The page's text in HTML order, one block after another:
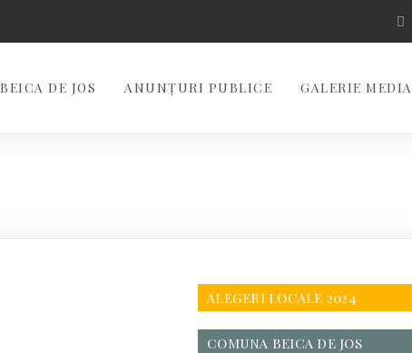
BEICA DE JOS ANUNȚURI PUBLICE GALERIE MEDIA
ALEGERI LOCALE 2024
COMUNA BEICA DE JOS